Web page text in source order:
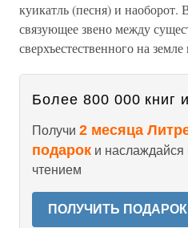
куикатль (песня) и
связующее звено между
сверхъестественного на
Более 800 000 книг
Получи 2 месяца
подарок и
чтением
ПОЛУЧИТЬ ПОДАРОК